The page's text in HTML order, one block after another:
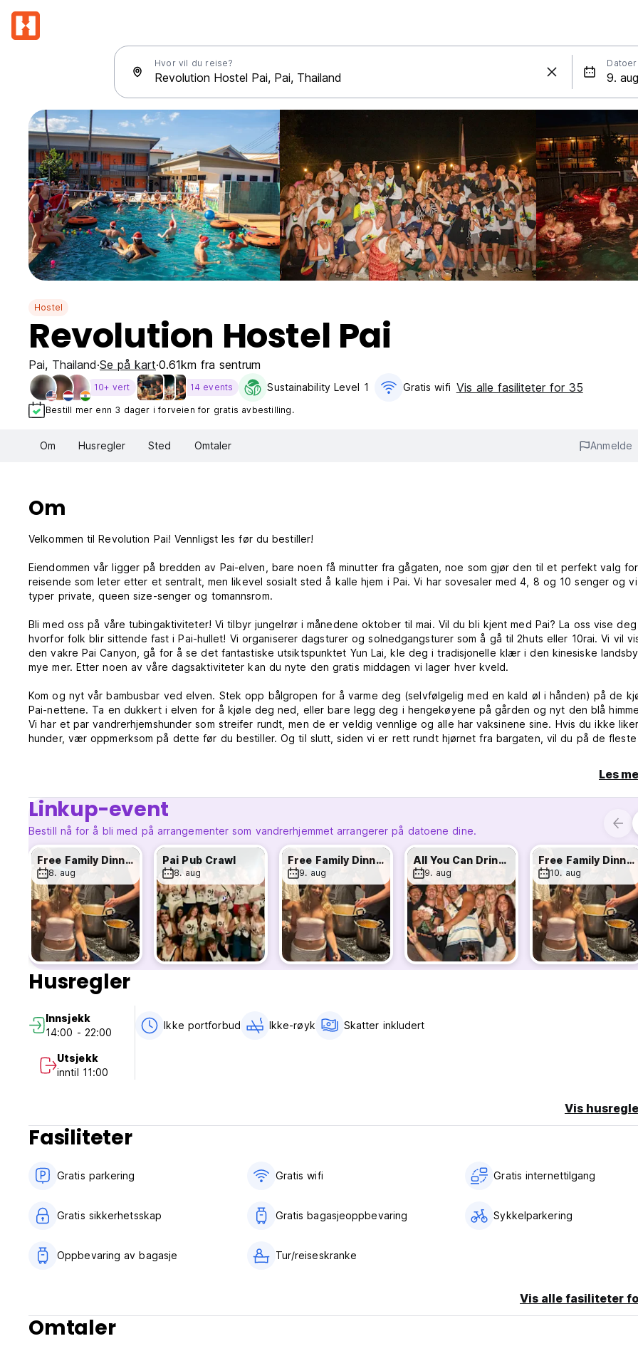
Hvor vil du reise? Datoer
Hostel
Revolution Hostel Pai
Pai, Thailand Se på kart 0.61km fra sentrum
10+ vert 14 events Sustainability Level 1 Gratis wifi‎ Vis alle fasiliteter for 35
Bestill mer enn 3 dager i forveien for gratis avbestilling.
Om Husregler Sted Omtaler Anmelde
Om
Velkommen til Revolution Pai! Vennligst les før du bestiller!
Eiendommen vår ligger på bredden av Pai-elven, bare noen få minutter fra gågaten, noe som gjør den til et perfekt valg for
reisende som leter etter et sentralt, men likevel sosialt sted å kalle hjem i Pai. Vi har sovesaler med 4, 8 og 10 senger og
typer private, queen size-senger og tomannsrom.
Bli med oss ​​på våre tubingaktiviteter! Vi tilbyr jungelrør i månedene oktober til mai. Vil du bli kjent med Pai? La oss vise deg
hvorfor folk blir sittende fast i Pai-hullet! Vi organiserer dagsturer og solnedgangsturer som å gå til 2huts eller 10rai. Vi vil
den vakre Pai Canyon, gå for å se det fantastiske utsiktspunktet Yun Lai, kle deg i tradisjonelle klær i den kinesiske
mye mer. Etter noen av våre dagsaktiviteter kan du nyte den gratis middagen vi lager hver kveld.
Kom og nyt vår bambusbar ved elven. Stek opp bålgropen for å varme deg (selvfølgelig med en kald øl i hånden) på de
Pai-nettene. Ta en dukkert i elven for å kjøle deg ned, eller bare legg deg i hengekøyene på gården og nyt den blå
Vi har et par vandrerhjemshunder som streifer rundt, men de er veldig vennlige og alle har vaksinene sine. Hvis du ikke
hunder, vær oppmerksom på dette før du bestiller. Og til slutt, siden vi er rett rundt hjørnet fra bargaten, vil du på de
ADVARSEL!! Vi er et festherberge, så noen netter kan bli litt sprø! Vi arrangerer forskjellige nattlige aktiviteter hver kveld
bøtte-OL, pubquiz, rusket bingo og mye mer. Vi har de beste drinkene i byen med bøtter på bare 200b! Hver fredag ​​har vi
pubrunde, så ta tak i bøttene og kryp gjennom pai med oss. Vi respekterer fullstendig hvis du ikke vil være med på
men ikke vær sjenert, sørg for å si hei!
Betingelser og vilkår:
Gratis avbestilling tillatt 48 timer før ankomstdato, kanselleringer 24 timer før ankomstdato belastes med 50 %, manglende
oppmøte vil bli belastet i sin helhet
Innsjekking kl. 14.00, utsjekking middag, tidlig innsjekking mulig avhengig av tilgjengelighet
For lange opphold, senger/rom ryddes daglig og sengetøy skiftes hver 3. natt, skifte av sengetøy/håndklær på forespørsel
tilgjengelig mot et gebyr
Ingen røyking på alle rom, røykeområder utenfor
Ingen narkotika tillatt
Små kjæledyr tillatt på forespørsel, avgifter tilkommer
Stilletid på rommene vanligvis kl. 23.30, baren og bålplassen åpner sent
Vær hyggelig, ha det gøy, bruk solkrem og vær respektfull! (Auto-translated from original language)
Les
Linkup-event
Bestill nå for å bli med på arrangementer som vandrerhjemmet arrangerer på datoene dine.
Free Family Dinner
8. aug
Pai Pub Crawl
8. aug
Free Family Dinner
9. aug
All You Can Drink + Bucket Olympics
9. aug
Free Family Dinner
10. aug
Husregler
Innsjekk
14:00 - 22:00
Utsjekk
inntil 11:00
Ikke portforbud Ikke-røyk Skatter inkludert
Vis
Fasiliteter
Gratis parkering Gratis wifi‎ Gratis internettilgang
Gratis sikkerhetsskap Gratis bagasjeoppbevaring Sykkelparkering
Oppbevaring av bagasje Tur/reiseskranke
Vis alle fasiliteter
Omtaler